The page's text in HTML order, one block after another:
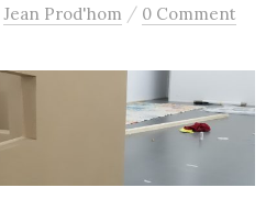
Jean Prod'hom / 0 Comment